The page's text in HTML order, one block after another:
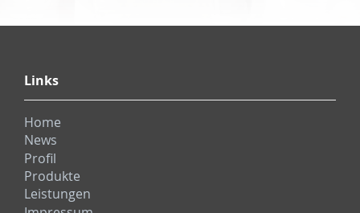
Links
Home
News
Profil
Produkte
Leistungen